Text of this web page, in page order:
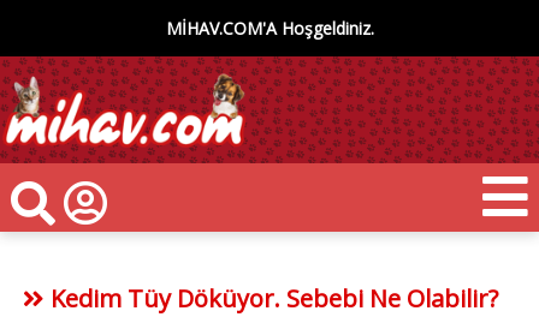
MİHAV.COM'A Hoşgeldiniz.
Kedim Tüy Döküyor. Sebebi Ne Olabilir?